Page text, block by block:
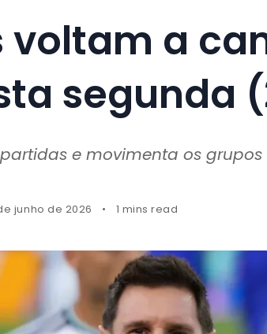
voltam a
segunda
e movimenta os
junho de 2026 1 mins read